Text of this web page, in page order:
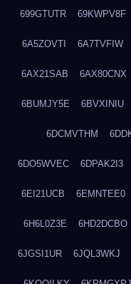
699GTUTR 69KWPV8F
6A5ZOVTI 6A7TVFIW
6AX21SAB 6AX80CNX
6BUMJY5E 6BVXINIU
6DCMVTHM
6DO5WVEC 6DPAK2I3
6EI21UCB 6EMNTEE0
6H6L0Z3E 6HD2DCBO
6JGSI1UR 6JQL3WKJ